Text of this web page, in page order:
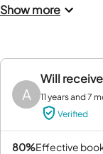
Show more
A
Will
11 years and 7
Verified
80% effective